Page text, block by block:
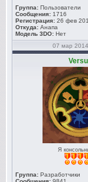
Группа: Пользователи
Сообщения: 1716
Регистрация: 26 фев
Откуда: Анапа
Модель 3DO: Нет
07 мар
Я
Группа: Разработчики